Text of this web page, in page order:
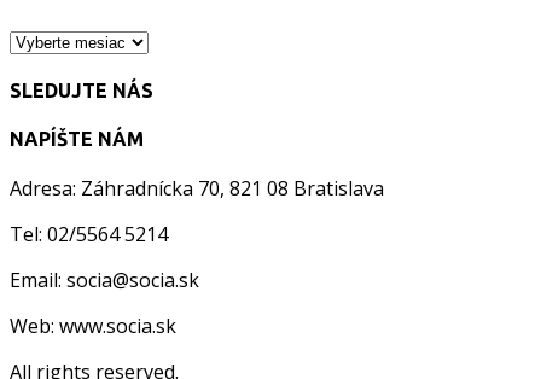
ARCHÍV
SLEDUJTE NÁS
NAPÍŠTE NÁM
Adresa: Záhradnícka 70, 821 08 Bratislava
Tel: 02/5564 5214
Email: socia@socia.sk
Web: www.socia.sk
All rights reserved.